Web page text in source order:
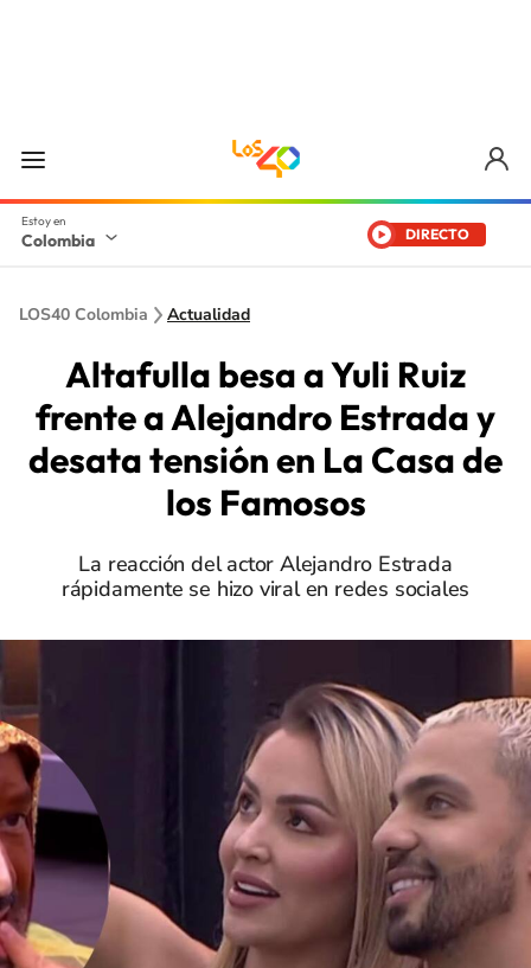
Colombia DIRECTO
LOS40 Colombia Actualidad
Altafulla besa a Yuli Ruiz
frente a Alejandro Estrada y
desata tensión en La Casa de
los Famosos
La reacción del actor Alejandro Estrada
rápidamente se hizo viral en redes sociales